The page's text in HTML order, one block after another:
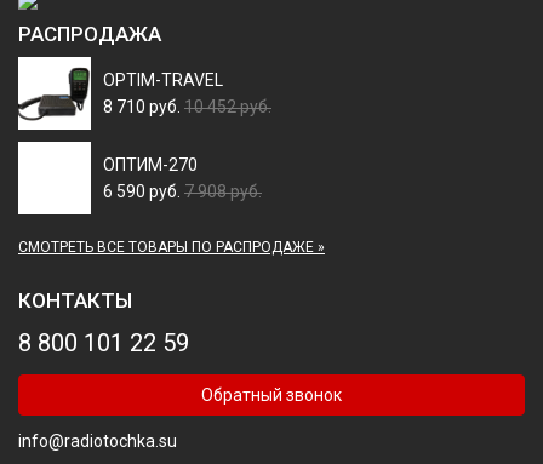
РАСПРОДАЖА
OPTIM-TRAVEL
8 710 руб. 10 452 руб.
ОПТИМ-270
6 590 руб. 7 908 руб.
СМОТРЕТЬ ВСЕ ТОВАРЫ ПО РАСПРОДАЖЕ »
КОНТАКТЫ
8 800 101 22 59
Обратный звонок
info@radiotochka.su